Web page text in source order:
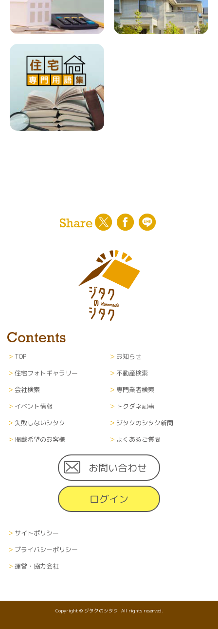
TOP
お知らせ
住宅フォトギャラリー
不動産検索
会社検索
専門業者検索
イベント情報
トクダネ記事
失敗しないシタク
ジタクのシタク新聞
掲載希望のお客様
よくあるご質問
お問い合わせ
ログイン
サイトポリシー
プライバシーポリシー
運営・協力会社
Copyright © ジタクのシタク. All rights reserved.